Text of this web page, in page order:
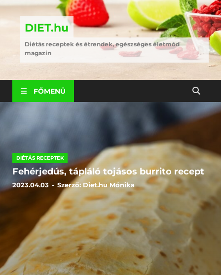
DIET.hu
Diétás receptek és étrendek, egészséges életmód
magazin
FŐMENÜ
DIÉTÁS RECEPTEK
Fehérjedús, tápláló tojásos burrito recept
2023.04.03 - Szerző: Diet.hu Mónika